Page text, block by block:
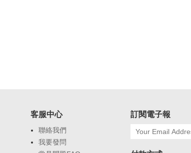
客服中心
聯絡我們
我要發問
訂閱電子報